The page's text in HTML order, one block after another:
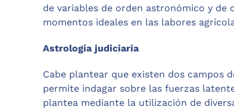
de variables de orden astronómico y
momentos ideales en las labores
Astrología judiciaria
Cabe plantear que existen dos campos
permite indagar sobre las fuerzas
plantea mediante la utilización de